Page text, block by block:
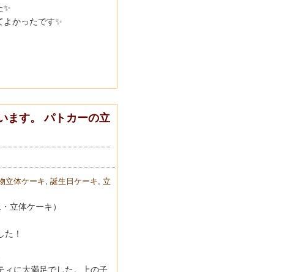
✨
かったです✨
ます。 パトカーの立
立体ケーキ 誕生日ケーキ
立
立体ケーキ）
！
に大満足でした。
上の子